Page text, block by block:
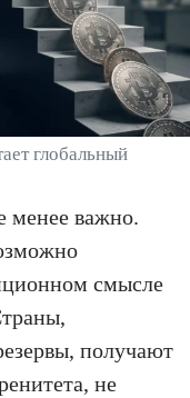
глобальный
менее важно.
смысле
получают
не